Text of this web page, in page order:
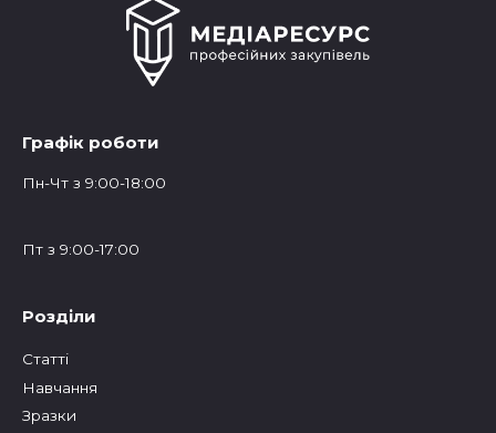
Графік роботи
Пн-Чт з 9:00-18:00
Пт з 9:00-17:00
Розділи
Статтi
Навчання
Зразки